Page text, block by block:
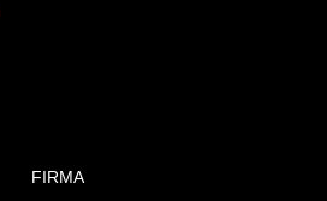
FIRMA